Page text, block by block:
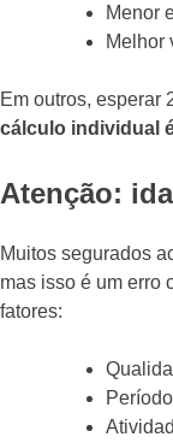
Menor
Melhor
Em outros, esperar
cálculo individual
Atenção:
Muitos segurados
mas isso é um erro
fatores: